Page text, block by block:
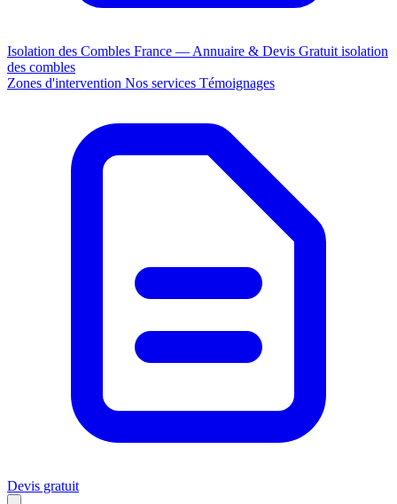
Isolation des Combles France — Annuaire & Devis Gratuit isolation
des combles
Zones d'intervention Nos services Témoignages
Devis gratuit